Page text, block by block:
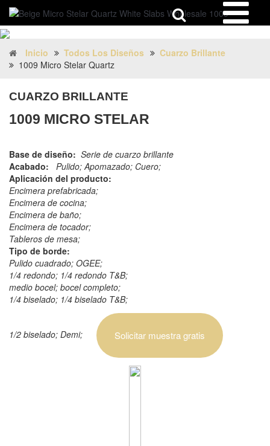
Inicio Todos Los Diseños
Cuarzo Brillante
1009 Micro Stelar Quartz
CUARZO BRILLANTE
1009 MICRO STELAR
Base de diseño: Serie de cuarzo brillante
Acabado:
Pulido; Apomazado; Cuero;
Aplicación del producto:
Encimera prefabricada;
Encimera de cocina;
Encimera de baño;
Encimera de tocador;
Tableros de mesa;
Tipo de borde:
Pulido cuadrado; OGEE;
1/4 redondo; 1/4 redondo T&B;
medio bocel; bocel completo;
1/4 biselado; 1/4 biselado T&B;
1/2 biselado; Demi; Solicitar muestra gratis